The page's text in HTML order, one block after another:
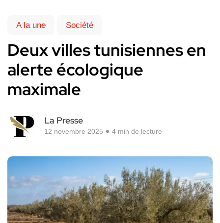
A la une Société
Deux villes tunisiennes en
alerte écologique
maximale
La Presse
12 novembre 2025 4 min de lecture